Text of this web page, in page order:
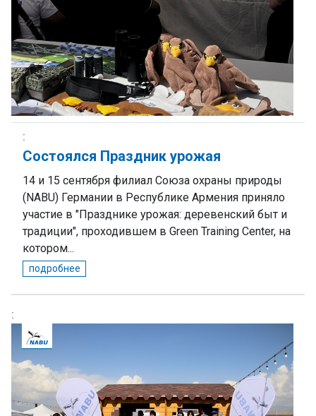
Состоялся Праздник урожая
14 и 15 сентября филиал Союза охраны природы
(NABU) Германии в Республике Армения приняло
участие в "Празднике урожая: деревенский быт и
традиции", проходившем в Green Training Center, на
котором...
подробнее